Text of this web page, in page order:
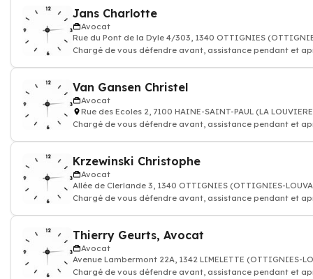
Jans Charlotte
Avocat
Rue du Pont de la Dyle 4/303, 1340 OTTIGNIES
Chargé de vous défendre avant, assistance pendant et
Van Gansen Christel
Avocat
Rue des Ecoles 2, 7100 HAINE-SAINT-PAUL (LA
Chargé de vous défendre avant, assistance pendant et
Krzewinski Christophe
Avocat
Allée de Clerlande 3, 1340 OTTIGNIES (OTTIGNIES-
Chargé de vous défendre avant, assistance pendant et
Thierry Geurts, Avocat
Avocat
Avenue Lambermont 22A, 1342 LIMELETTE (OTTIGNIES-
Chargé de vous défendre avant, assistance pendant et